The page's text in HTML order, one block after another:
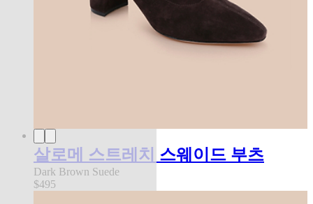
살로메 스트레치 스웨이드 부츠
Dark Brown Suede
$495